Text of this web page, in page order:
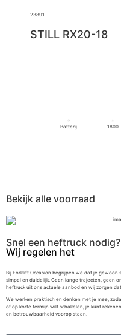
23891
STILL RX20-18
Batterij 1800
Bekijk alle voorraad
Snel een heftruck nodig?
Wij regelen het
Bij Forklift Occasion begrijpen we dat je
simpel en duidelijk. Geen lange trajecten, geen
heftruck uit ons actuele aanbod en wij zorgen
We werken praktisch en denken met je mee,
of op korte termijn wilt schakelen, je kunt
en betrouwbaarheid voorop staan.